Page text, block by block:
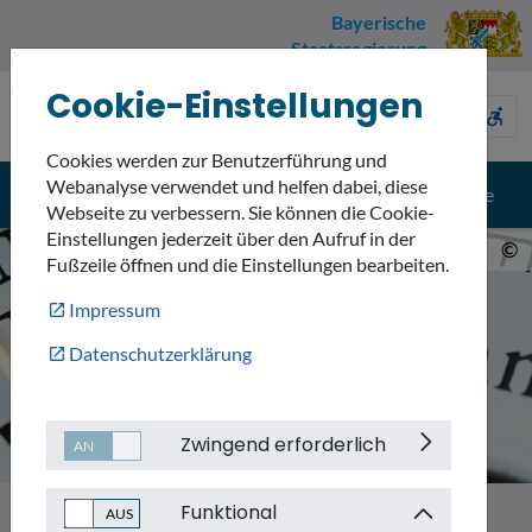
Bayerische
Staatsregierung
Umweltnavigator
sign_language accessible_forward
Menü search Suche
©
Cookie-Einstellungen
Cookies werden zur Benutzerführung und
Webanalyse verwendet und helfen dabei, diese
Webseite zu verbessern. Sie können die Cookie-
Einstellungen jederzeit über den Aufruf in der
Fußzeile öffnen und die Einstellungen bearbeiten.
Impressum
Datenschutzerklärung
Zwingend erforderlich
Funktional